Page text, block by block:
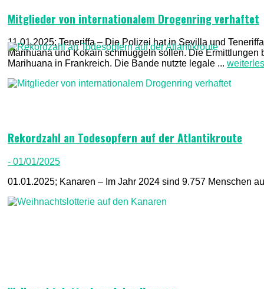
Mitglieder von internationalem Drogenring verhaftet
11.01.2025; Teneriffa – Die Polizei hat in Sevilla und
Marihuana und Kokain schmuggeln sollen. Die
Marihuana in Frankreich. Die Bande nutzte legale ...
Rekordzahl an Todesopfern auf der Atlantikroute
- 01/01/2025
01.01.2025; Kanaren – Im Jahr 2024 sind 9.757 Menschen